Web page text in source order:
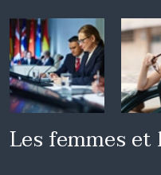
Les femmes et